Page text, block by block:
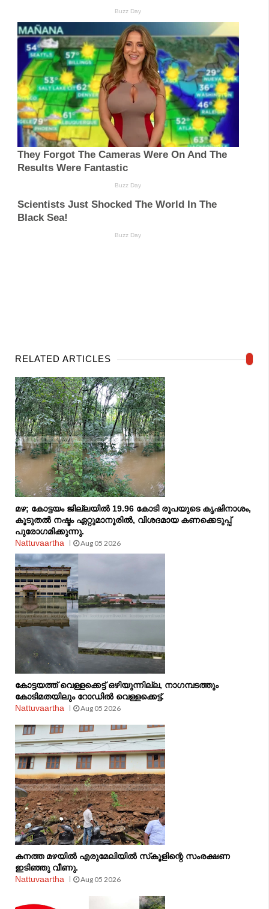
RELATED ARTICLES
മഴ; കോട്ടയം ജില്ലയില്‍ 19.96 കോടി രൂപയുടെ കൃഷിനാശം,
കൂടുതല്‍ നഷ്ടം ഏറ്റുമാനൂരിൽ, വിശദമായ കണക്കെടുപ്പ്
പുരോഗമിക്കുന്നു.
Nattuvaartha
Aug 05 2026
കോട്ടയത്ത് വെള്ളക്കെട്ട് ഒഴിയുന്നില്ല, നാഗമ്പടത്തും
കോടിമതയിലും റോഡിൽ വെള്ളക്കെട്ട്.
Nattuvaartha
Aug 05 2026
കനത്ത മഴയിൽ എരുമേലിയിൽ സ്‌കൂളിന്റെ സംരക്ഷണ
ഇടിഞ്ഞു വീണു.
Nattuvaartha
Aug 05 2026